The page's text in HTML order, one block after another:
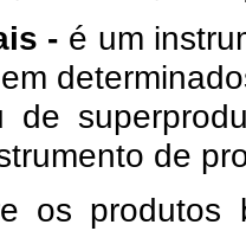
- é um
de
de
os produtos